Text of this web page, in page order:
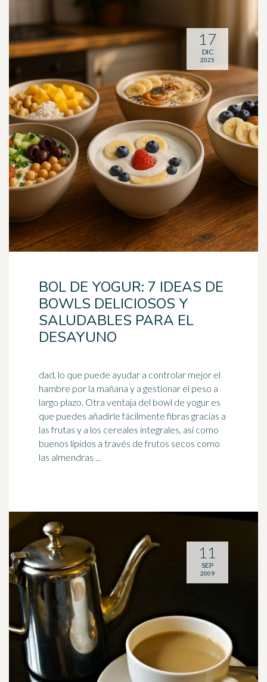
BOL DE YOGUR: 7 IDEAS DE
BOWLS DELICIOSOS Y
SALUDABLES PARA EL
DESAYUNO
dad, lo que puede ayudar a controlar mejor el
hambre por la mañana y a gestionar el peso a
largo plazo. Otra ventaja del bowl de yogur es
que puedes añadirle fácilmentefibras gracias a
las frutas y a los cereales integrales, así como
buenos lípidos a través de frutos secos como
las almendras ...
17
DIC
2025
11
SEP
2009